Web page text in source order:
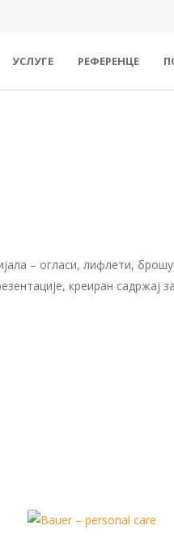
УСЛУГЕ РЕФЕРЕНЦЕ
– огласи, лифлети,
креиран садржај